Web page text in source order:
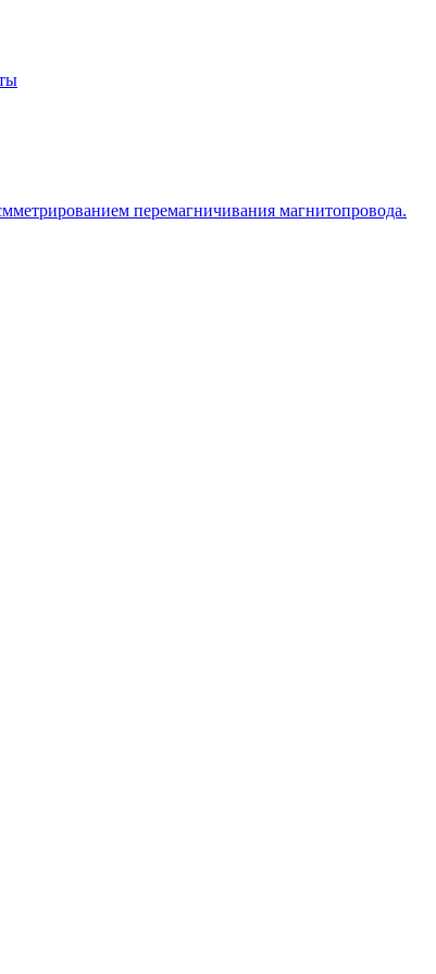
перемагничивания магнитопровода.